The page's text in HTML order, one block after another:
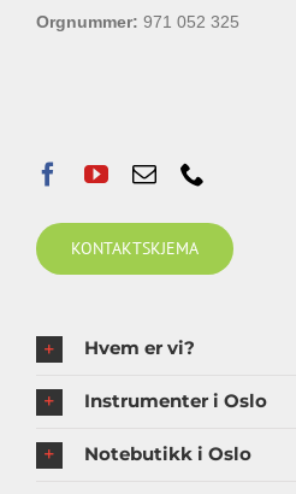
Orgnummer: 971 052 325
KONTAKTSKJEMA
Hvem er vi?
Instrumenter i Oslo
Notebutikk i Oslo